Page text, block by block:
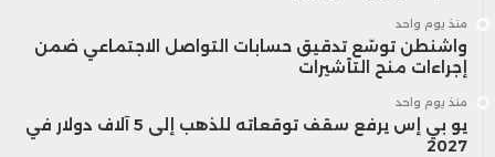
منذ يوم واحد
واشنطن توسّع تدقيق حسابات التواصل الاجتماعي ضمن
إجراءات منح التأشيرات
منذ يوم واحد
يو بي إس يرفع سقف توقعاته للذهب إلى 5 آلاف دولار في
2027